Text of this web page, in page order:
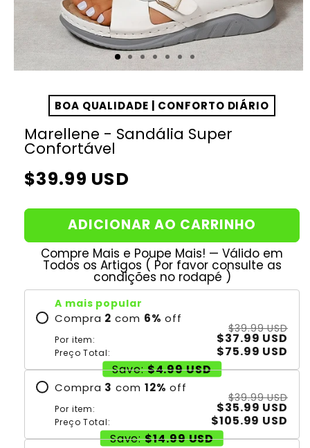
BOA QUALIDADE | CONFORTO DIÁRIO
Marellene - Sandália Super
Confortável
Preço
$39.99 USD
ADICIONAR AO CARRINHO
Compre Mais e Poupe Mais! — Válido em
Todos os Artigos ( Por favor consulte as
condições no rodapé )
A mais popular
Compra 2 com 6% off
Por item:
$39.99 USD
$37.99 USD
Preço Total:
$75.99 USD
Save: $4.99 USD
Compra 3 com 12% off
Por item:
$39.99 USD
$35.99 USD
Preço Total:
$105.99 USD
Save: $14.99 USD